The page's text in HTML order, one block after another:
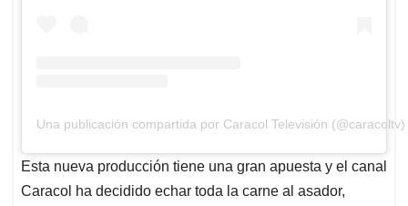
Una publicación compartida por Caracol Televisión (@caracoltv)
Esta nueva producción tiene una gran apuesta y el canal
Caracol ha decidido echar toda la carne al asador,